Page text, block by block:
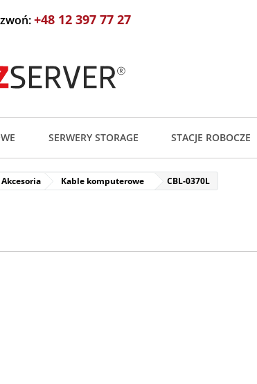
+48 12 397 77 27
SERWERY STORAGE STACJE ROBOCZE
Akcesoria Kable komputerowe CBL-0370L